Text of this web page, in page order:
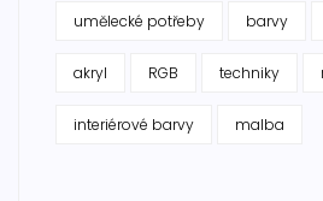
umělecké potřeby barvy
akryl RGB techniky
interiérové barvy malba